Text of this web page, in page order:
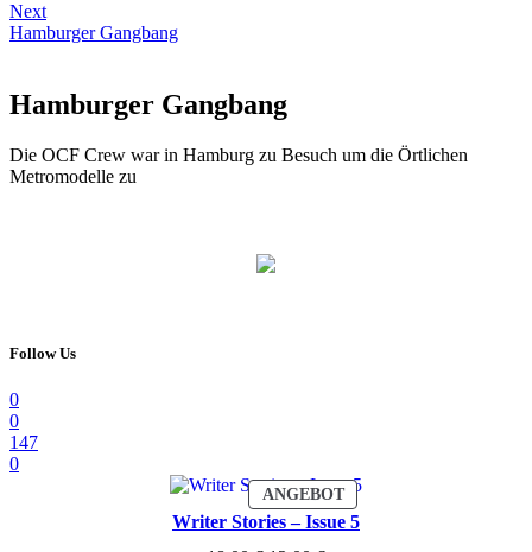
Next
Hamburger Gangbang
Hamburger Gangbang
Die OCF Crew war in Hamburg zu Besuch um die Örtlichen
Metromodelle zu
Follow Us
0
0
147
0
ANGEBOTPRODUKT
IM
ANGEBOT
Writer Stories – Issue 5